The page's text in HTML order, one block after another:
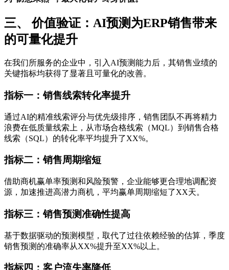
三、 价值验证：AI预测为ERP销售带来
的可量化提升
在我们所服务的企业中，引入AI预测能力后，其销售业绩的
关键指标均获得了显著且可量化的改善。
指标一：销售线索转化率提升
通过AI的精准线索评分与优先级排序，销售团队不再将精力
浪费在低质量线索上，从市场合格线索（MQL）到销售合格
线索（SQL）的转化率平均提升了XX%。
指标二：销售周期缩短
借助商机赢单率预测和风险预警，企业能够更合理地调配资
源，加速推进高潜力商机，平均赢单周期缩短了XX天。
指标三：销售预测准确性提高
基于数据驱动的预测模型，取代了过往依赖经验的估算，季度
销售预测的准确率从XX%提升至XX%以上。